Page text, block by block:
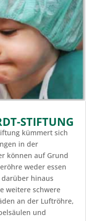
STIFTUNG
kümmert sich
in der
können auf Grund
weder essen
hinaus
weitere schwere
an der Luftröhre,
und